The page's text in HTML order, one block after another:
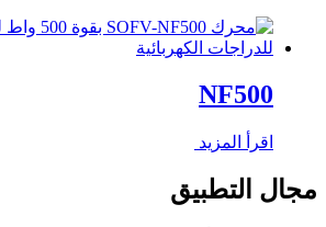
NF500
اقرأ المزيد
مجال التطبيق